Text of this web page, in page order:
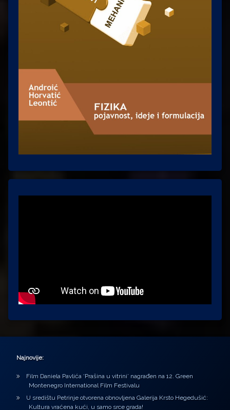
Najnovije:
Film Daniela Pavlića ‘Prašina u vitrini’ nagrađen na 12. Green
Montenegro International Film Festivalu
U središtu Petrinje otvorena obnovljena Galerija Krsto Hegedušić:
Kultura vraćena kući, u samo srce grada!